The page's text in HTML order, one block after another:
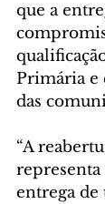
que a
Primária e
das
“A
representa
entrega de